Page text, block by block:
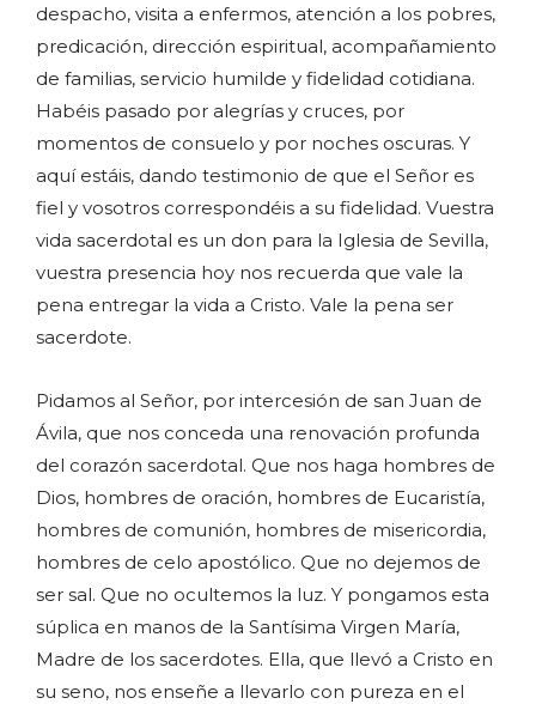
despacho, visita a enfermos, atención a los pobres,
predicación, dirección espiritual, acompañamiento
de familias, servicio humilde y fidelidad cotidiana.
Habéis pasado por alegrías y cruces, por
momentos de consuelo y por noches oscuras. Y
aquí estáis, dando testimonio de que el Señor es
fiel y vosotros correspondéis a su fidelidad. Vuestra
vida sacerdotal es un don para la Iglesia de Sevilla,
vuestra presencia hoy nos recuerda que vale la
pena entregar la vida a Cristo. Vale la pena ser
sacerdote.
Pidamos al Señor, por intercesión de san Juan de
Ávila, que nos conceda una renovación profunda
del corazón sacerdotal. Que nos haga hombres de
Dios, hombres de oración, hombres de Eucaristía,
hombres de comunión, hombres de misericordia,
hombres de celo apostólico. Que no dejemos de
ser sal. Que no ocultemos la luz. Y pongamos esta
súplica en manos de la Santísima Virgen María,
Madre de los sacerdotes. Ella, que llevó a Cristo en
su seno, nos enseñe a llevarlo con pureza en el